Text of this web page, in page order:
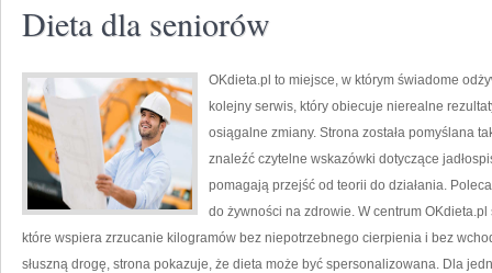
Dieta dla seniorów
OKdieta.pl to miejsce, w którym świadome
kolejny serwis, który obiecuje nierealne
osiągalne zmiany. Strona została pomyślana
znaleźć czytelne wskazówki dotyczące
pomagają przejść od teorii do działania.
do żywności na zdrowie. W centrum
które wspiera zrzucanie kilogramów bez niepotrzebnego cierpienia i bez
słuszną drogę, strona pokazuje, że dieta może być spersonalizowana. Dla